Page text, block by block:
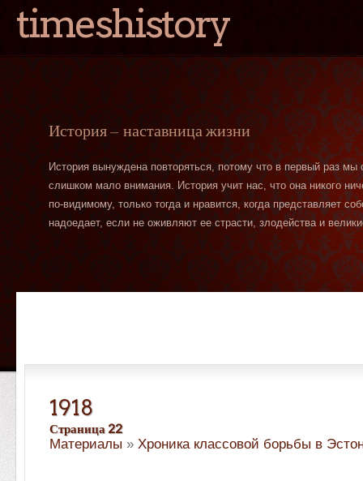
timeshistory
История — наставница жизни
История вынуждена повторяться, потому что в первый раз
слишком мало внимания. История учит нас, что она никого
по-видимому, только тогда и нравится, когда представляет
надоедает, если не оживляют ее страсти, злодейства и
1918
Страница 22
Материалы » Хроника классовой борьбы в